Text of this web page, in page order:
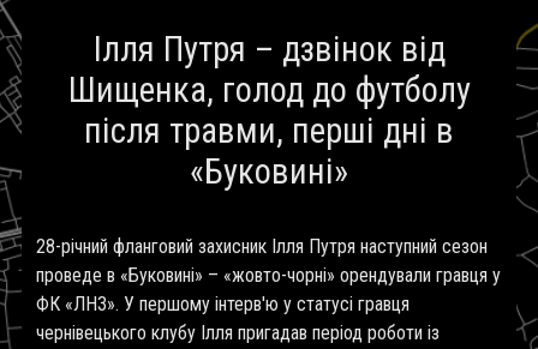
Ілля Путря – дзвінок від
Шищенка, голод до футболу
після травми, перші дні в
«Буковині»
28-річний фланговий захисник Ілля Путря наступний сезон
проведе в «Буковині» – «жовто-чорні» орендували гравця у
ФК «ЛНЗ». У першому інтерв'ю у статусі гравця
чернівецького клубу Ілля пригадав період роботи із